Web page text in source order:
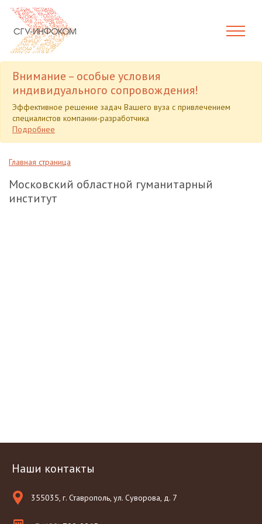
Внимание – особые условия
индивидуального сопровождения!
Эффективное решение задач Вашего вуза с привлечением
специалистов компании-разработчика
Подробнее
Главная страница
Московский областной гуманитарный
институт
Наши контакты
355035, г. Ставрополь, ул. Суворова, д. 7